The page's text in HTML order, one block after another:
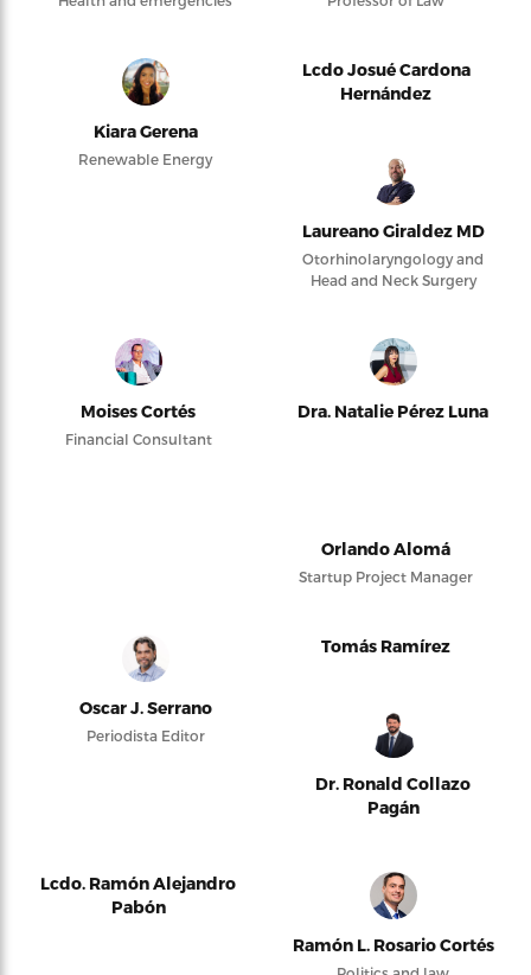
Kiara Gerena
Renewable Energy
Lcdo Josué Cardona
Hernández
Laureano Giraldez MD
Otorhinolaryngology and
Head and Neck Surgery
Moises Cortés
Financial Consultant
Dra. Natalie Pérez Luna
Orlando Alomá
Startup Project Manager
Oscar J. Serrano
Periodista Editor
Tomás Ramírez
Dr. Ronald Collazo
Pagán
Lcdo. Ramón Alejandro
Pabón
Ramón L. Rosario Cortés